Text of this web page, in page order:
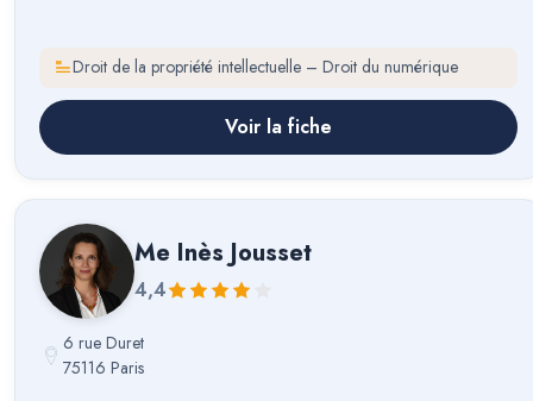
Droit de la propriété intellectuelle – Droit du numérique
Voir la fiche
Me Inès Jousset
4,4
6 rue Duret
75116 Paris